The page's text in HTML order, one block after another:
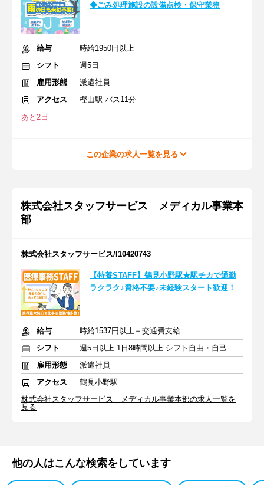
◆ごみ処理施設の設備点検・保守業務
給与
時給1950円以上
シフト
週5日
雇用形態
派遣社員
アクセス
樫山駅 バス11分
あと2日
この企業の求人一覧を見る
株式会社スタッフサービス メディカル事業本
部
株式会社スタッフサービス/I10420743
【特養STAFF】鶴見小野駅★駅チカで通勤
ラクラク♪資格不要♪未経験スタート歓迎！
給与
時給1537円以上＋交通費支給
シフト
週5日以上 1日8時間以上 シフト自由・自己申告
雇用形態
派遣社員
アクセス
鶴見小野駅
株式会社スタッフサービス メディカル事業本部の求人一覧を
見る
他の人はこんな検索をしています